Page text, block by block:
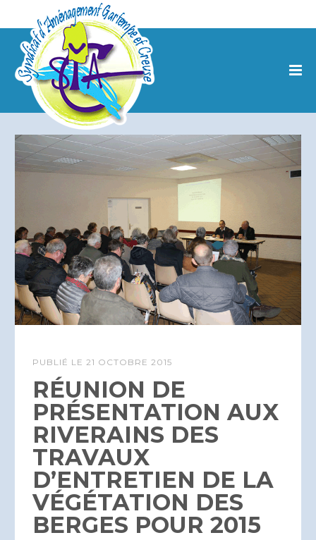
PUBLIÉ LE 21 OCTOBRE 2015
RÉUNION DE
PRÉSENTATION AUX
RIVERAINS DES
TRAVAUX
D’ENTRETIEN DE LA
VÉGÉTATION DES
BERGES POUR 2015